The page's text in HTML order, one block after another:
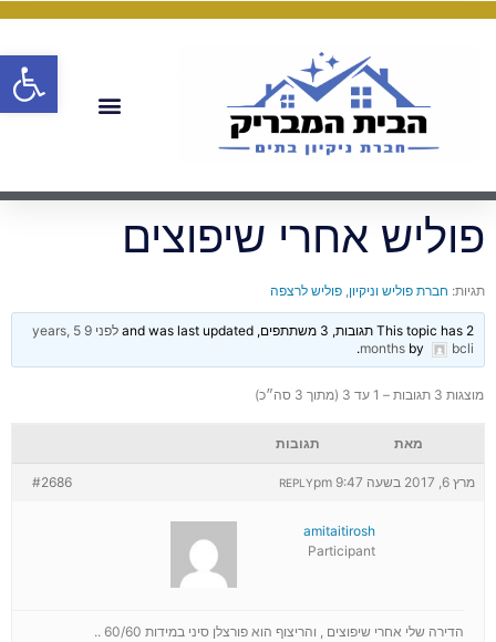
פוליש אחרי שיפוצים
תגיות: חברת פוליש וניקיון, פוליש לרצפה
This topic has 2 תגובות, 3 משתתפים, and was last updated
לפני 9 years, 5
monthsby bcli
.
מוצגות 3 תגובות – 1 עד 3 (מתוך 3 סה״כ)
מאת תגובות
מרץ 6, 2017 בשעה 9:47 pm #2686 REPLY
amitaitirosh
Participant
הדירה שלי אחרי שיפוצים , והריצוף הוא פורצלן סיני במידות 60/60 ..